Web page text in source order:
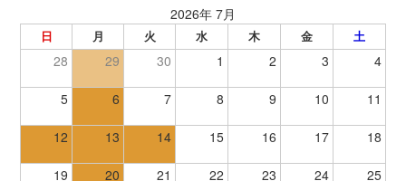
2026年 7月
日 月 火 水 木 金 土
28 29 30 1 2 3 4
5 6 7 8 9 10 11
12 13 14 15 16 17 18
19 20 21 22 23 24 25